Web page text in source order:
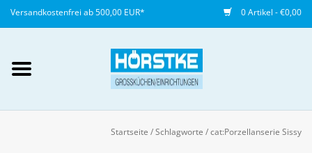
Versandkostenfrei ab 500,00 EUR* 0 Artikel - €0,00
anlegen
Startseite /Schlagworte /cat:Porzellanserie Sissy